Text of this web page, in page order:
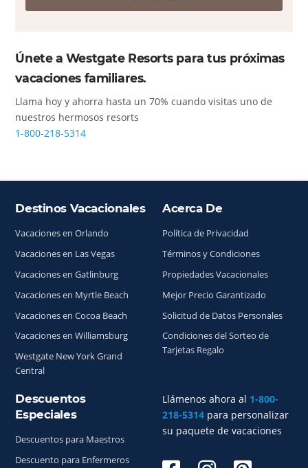
Únete a Westgate Resorts para tus próximas
vacaciones familiares.
Llama hoy y ahorra hasta un 70% cuando visitas uno de
nuestros hermosos resorts
1-800-218-5314
Índice del sitio
Llámenos ahora al 1-800-
218-5314 para personalizar
su paquete de vacaciones
Destinos Vacacionales
Vacaciones en Orlando
Vacaciones en Las Vegas
Vacaciones en Gatlinburg
Vacaciones en Myrtle Beach
Vacaciones en Cocoa Beach
Vacaciones en Williamsburg
Westgate New York Grand
Central
Acerca De
Política de Privacidad
Términos y Condiciones
Propiedades Vacacionales
Mejor Precio Garantizado
Solicitud de Datos Personales
Condiciones del Sorteo de
Tarjetas Regalo
Descuentos
Especiales
Descuentos para Maestros
Descuento para Enfermeros